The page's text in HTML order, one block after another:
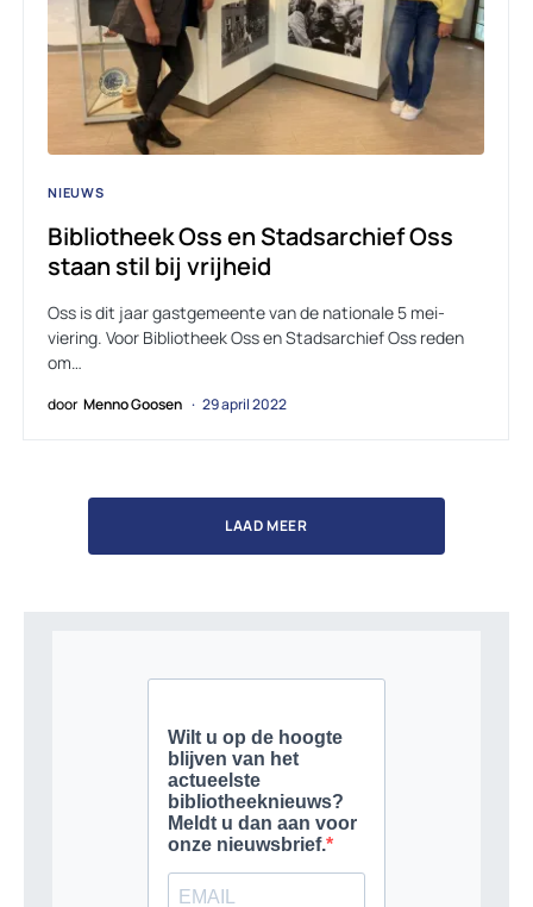
NIEUWS
Bibliotheek Oss en Stadsarchief Oss
staan stil bij vrijheid
Oss is dit jaar gastgemeente van de nationale 5 mei-
viering. Voor Bibliotheek Oss en Stadsarchief Oss reden
om…
door Menno Goosen 29 april 2022
LAAD MEER